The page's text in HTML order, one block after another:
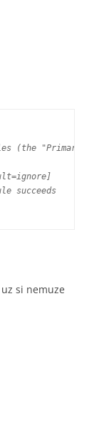
(the "Primary"
succeeds
si nemuze